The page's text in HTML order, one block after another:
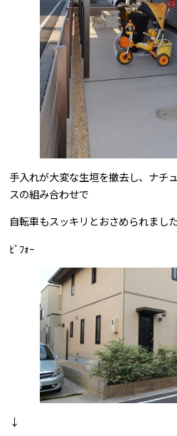
手入れが大変な生垣を撤去し、ナチ
スの組み合わせで
自転車もスッキリとおさめられまし
ﾋﾞﾌｫｰ
↓